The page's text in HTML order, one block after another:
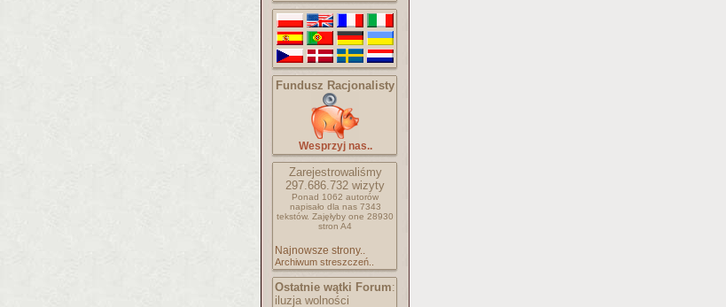
Fundusz Racjonalisty
Wesprzyj nas..
Zarejestrowaliśmy
297.686.732 wizyty
Ponad 1062 autorów
napisało dla nas 7343
tekstów. Zajęłyby one 28930
stron A4
Najnowsze strony..
Archiwum streszczeń..
Ostatnie wątki Forum:
iluzja wolności